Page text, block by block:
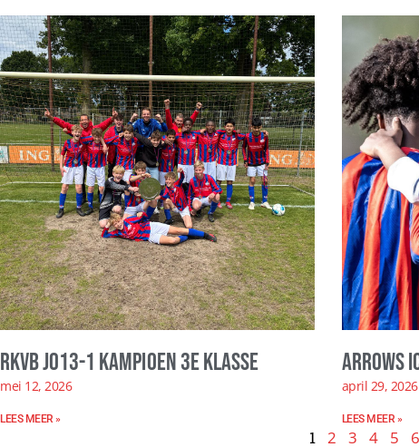
RKVB JO13-1 kampioen 3e klasse
mei 12, 2026
LEES MEER »
Arrows
april 29, 2026
LEES MEER »
1 2 3 4 5 6